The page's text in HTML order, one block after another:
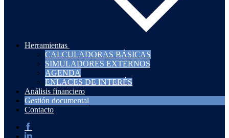
Herramientas
CALCULADORAS BÁSICAS
SIMULADORES EXTERNOS
AGENDA
ENLACES DE INTERÉS
Análisis financiero
Gestión documental
Contacto